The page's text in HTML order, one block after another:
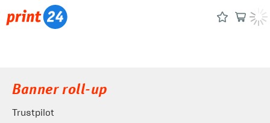
Banner roll-up
Trustpilot